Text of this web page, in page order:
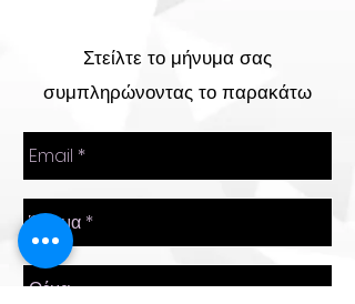
Στείλτε το μήνυμα σας
συμπληρώνοντας το παρακάτω